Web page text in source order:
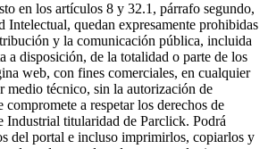
en los artículos 8 y 32.1, párrafo segundo,
Intelectual, quedan expresamente prohibidas
y la comunicación pública, incluida
a disposición, de la totalidad o parte de los
web, con fines comerciales, en cualquier
medio técnico, sin la autorización de
a respetar los derechos de
Industrial titularidad de Parclick. Podrá
del portal e incluso imprimirlos, copiarlos y